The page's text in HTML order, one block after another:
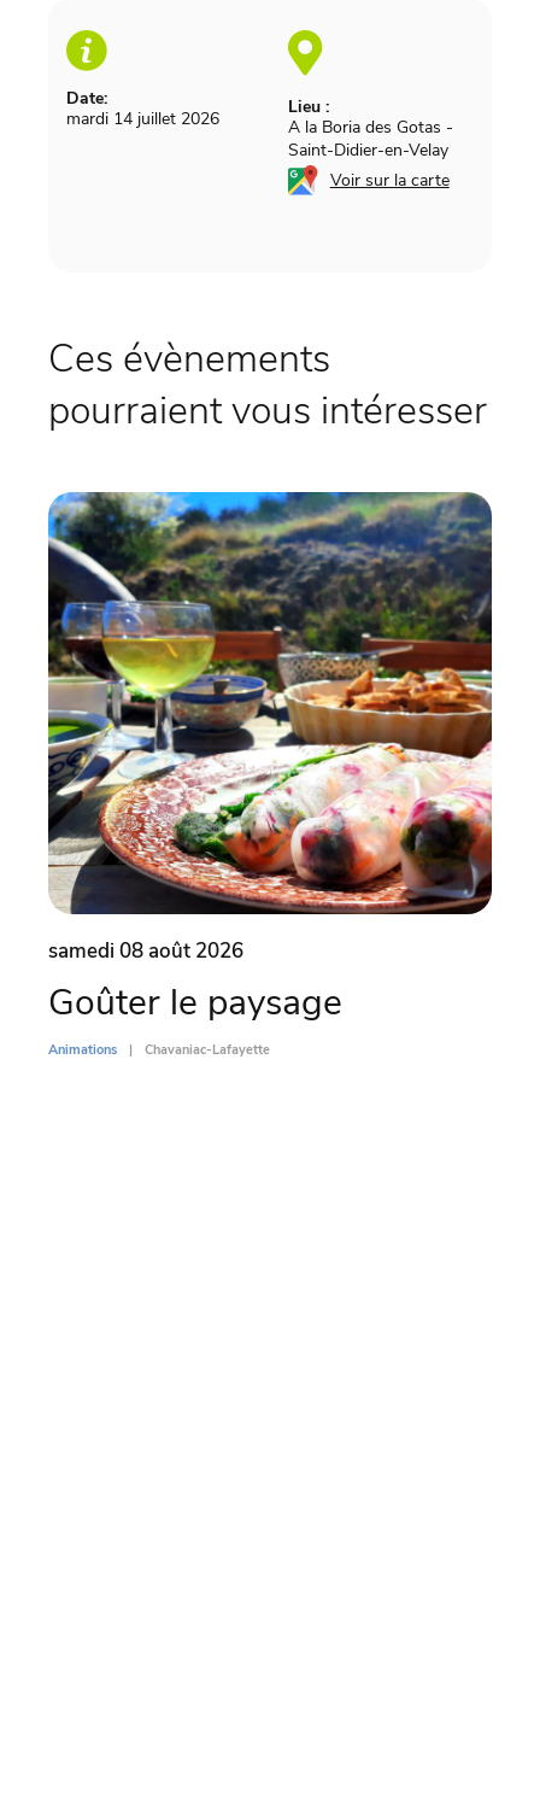
Date:
mardi 14 juillet 2026
Lieu :
A la Boria des Gotas -
Saint-Didier-en-Velay
Voir sur la carte
Ces évènements
pourraient vous intéresser
samedi 08 août 2026
Goûter le paysage
Animations Chavaniac-Lafayette